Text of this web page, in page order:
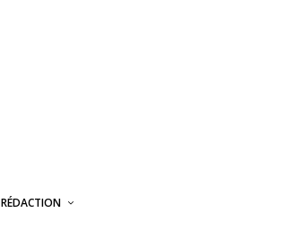
RÉDACTION